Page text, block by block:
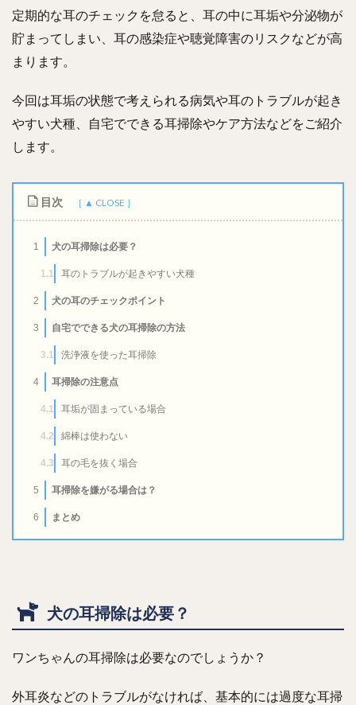
定期的な耳のチェックを怠ると、耳の中に耳垢や分泌物が
貯まってしまい、耳の感染症や聴覚障害のリスクなどが高
まります。
今回は耳垢の状態で考えられる病気や耳のトラブルが起き
やすい犬種、自宅でできる耳掃除やケア方法などをご紹介
します。
目次
1 犬の耳掃除は必要？
1.1 耳のトラブルが起きやすい犬種
2 犬の耳のチェックポイント
3 自宅でできる犬の耳掃除の方法
3.1 洗浄液を使った耳掃除
4 耳掃除の注意点
4.1 耳垢が固まっている場合
4.2 綿棒は使わない
4.3 耳の毛を抜く場合
5 耳掃除を嫌がる場合は？
6 まとめ
犬の耳掃除は必要？
ワンちゃんの耳掃除は必要なのでしょうか？
外耳炎などのトラブルがなければ、基本的には過度な耳掃